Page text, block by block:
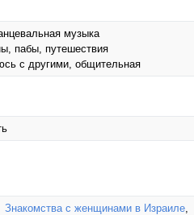
музыка
пабы, путешествия
с другими, общительная
Знакомства с женщинами в Израиле,